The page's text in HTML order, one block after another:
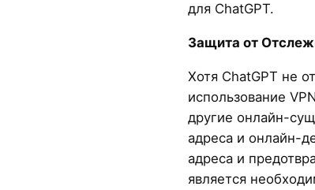
для ChatGPT.
Защита от
Хотя ChatGPT не
использование
другие онлайн-
адреса и онлайн-
адреса и
является